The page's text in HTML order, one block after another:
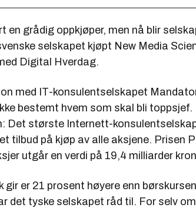
en grådig oppkjøper, men nå blir
selskapet kjøpt New Media
Digital Hverdag.
med IT-konsulentselskapet
bestemt hvem som skal bli toppsjef.
Det største Internett-
tilbud på kjøp av alle aksjene. Prisen
utgår en verdi på 19,4 milliarder
gir er 21 prosent høyere enn
det tyske selskapet råd til. For selv